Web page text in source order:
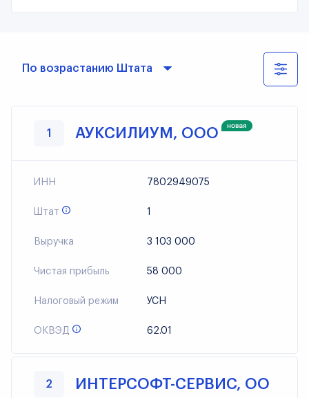
По возрастанию Штата
1 АУКСИЛИУМ, ООО
ИНН 7802949075
Штат 1
Выручка 3 103 000
Чистая прибыль 58 000
Налоговый режим УСН
ОКВЭД 62.01
2
ИНТЕРСОФТ-СЕРВИС, ОО